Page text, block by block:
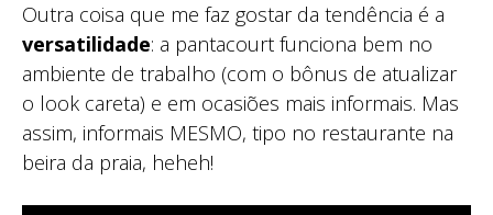
Outra coisa que me faz gostar da tendência é a
versatilidade: a pantacourt funciona bem no
ambiente de trabalho (com o bônus de atualizar
o look careta) e em ocasiões mais informais. Mas
assim, informais MESMO, tipo no restaurante na
beira da praia, heheh!